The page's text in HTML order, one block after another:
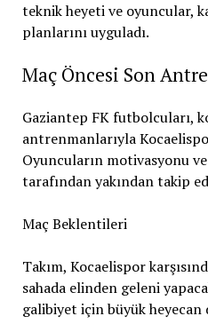
teknik heyeti ve oyuncular,
planlarını uyguladı.
Maç Öncesi Son
Gaziantep FK futbolcuları,
antrenmanlarıyla
Oyuncuların motivasyonu
tarafından yakından takip
Maç Beklentileri
Takım, Kocaelispor
sahada elinden geleni
galibiyet için büyük heyecan